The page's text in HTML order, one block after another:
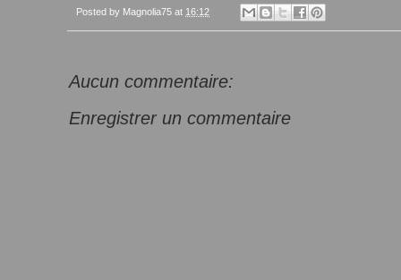
Posted by Magnolia75 at 16:12
Aucun commentaire:
Enregistrer un commentaire